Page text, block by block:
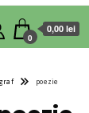
0
0,00 lei
poezie